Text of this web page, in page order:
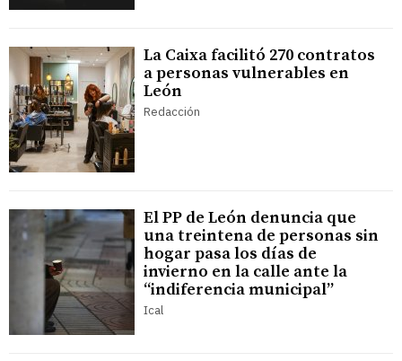
La Caixa facilitó 270 contratos
a personas vulnerables en
León
Redacción
El PP de León denuncia que
una treintena de personas sin
hogar pasa los días de
invierno en la calle ante la
“indiferencia municipal”
Ical